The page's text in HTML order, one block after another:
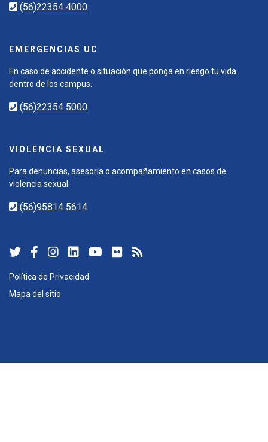
(56)22354 4000
EMERGENCIAS UC
En caso de accidente o situación que ponga en riesgo tu vida
dentro de los campus.
(56)22354 5000
VIOLENCIA SEXUAL
Para denuncias, asesoría o acompañamiento en casos de
violencia sexual.
(56)95814 5614
Política de Privacidad
Mapa del sitio